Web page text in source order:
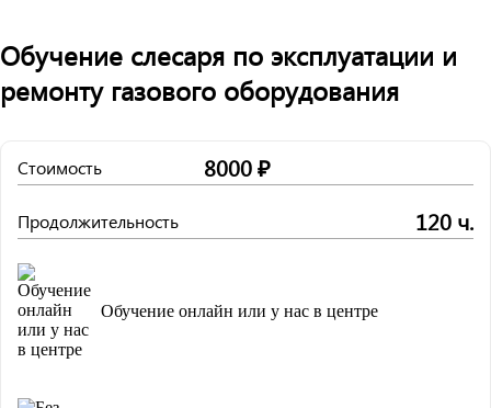
Обучение слесаря по эксплуатации и
ремонту газового оборудования
Стоимость 8000 ₽
Продолжительность 120 ч.
Обучение онлайн или у нас в центре